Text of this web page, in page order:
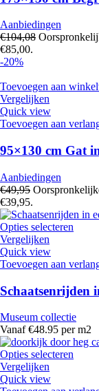
Aanbiedingen
€104,08
€85,00.
-20%
Toevoegen aan
Vergelijken
Quick view
Toevoegen aan
95×130 cm Gat
Aanbiedingen
€49,95
€39,95.
Opties selecteren
Vergelijken
Quick view
Toevoegen aan
Schaatsenrijden
Museum collectie
Vanaf €48.95 per m2
Opties selecteren
Vergelijken
Quick view